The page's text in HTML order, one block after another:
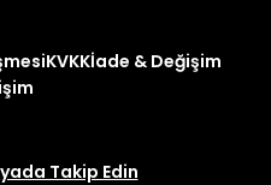
KVKKİade & Değişim
Takip Edin